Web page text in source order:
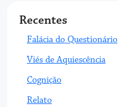
Recentes
Falácia do Questionário
Viés de Aquiescência
Cognição
Relato